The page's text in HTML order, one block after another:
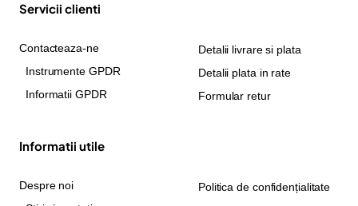
Servicii clienti
Contacteaza-ne
Instrumente GPDR
Informatii GPDR
Detalii livrare si plata
Detalii plata in rate
Formular retur
Informatii utile
Despre noi
Politica de confidențialitate